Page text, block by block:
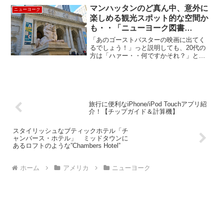
オン「ナイアガラツアー」が今年は新し
くなりましたので紹...
ニューヨーク
マンハッタンのど真ん中、意外に
楽しめる観光スポット的な空間か
も・・「ニューヨーク図書
館」 ”New York Public
Library”
「あのゴーストバスターの映画に出てく
るでしょう！」っと説明しても、20代の
方は「ハァー・・何ですかそれ？」と返
旅行に便利なiPhone/iPod Touchアプリ紹
介！【チップガイド＆計算機】
スタイリッシュなブティックホテル「チ
ャンバース・ホテル」 ミッドタウンに
あるロフトのような”Chambers Hotel”
ホーム アメリカ ニューヨーク